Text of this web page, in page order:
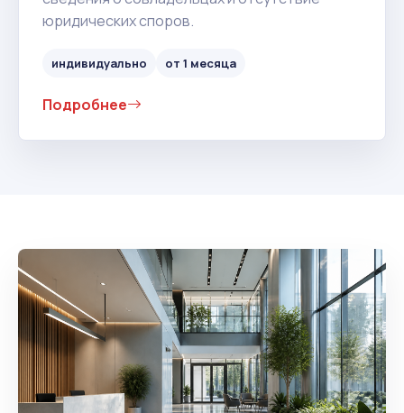
юридических споров.
индивидуально от 1 месяца
Подробнее